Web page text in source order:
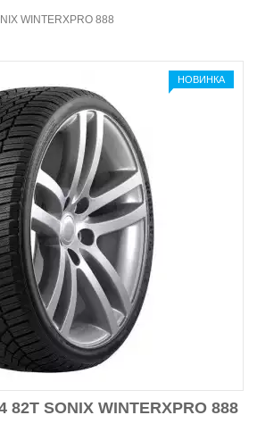
WINTERXPRO 888
НОВИНКА
SONIX WINTERXPRO 888